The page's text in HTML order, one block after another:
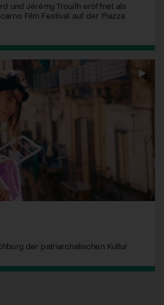
und Jérémy Trouilh eröffnet als
Film Festival auf der Piazza
der patriarchalischen Kultur